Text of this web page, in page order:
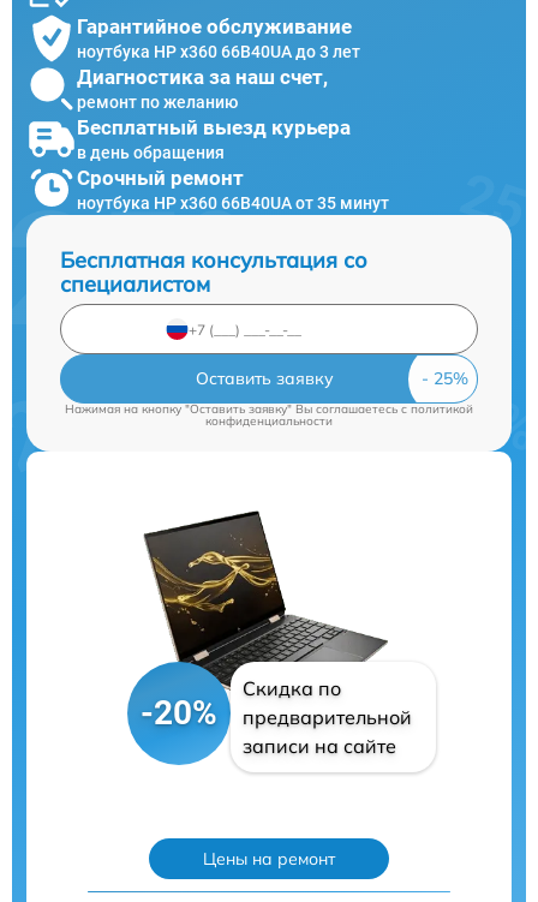
Гарантийное обслуживание
ноутбука HP x360 66B40UA до 3 лет
Диагностика за наш счет,
ремонт по желанию
Бесплатный выезд курьера
в день обращения
Срочный ремонт
ноутбука HP x360 66B40UA от 35 минут
Бесплатная консультация со
специалистом
Оставить заявку
Нажимая на кнопку "Оставить заявку" Вы соглашаетесь cполитикой
конфиденциальности
-20%
Скидка по
предварительной
записи на сайте
Цены на ремонт